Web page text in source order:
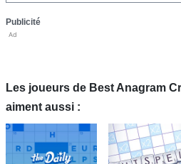
Publicité
Ad
Les joueurs de Best Anagram
aiment aussi :